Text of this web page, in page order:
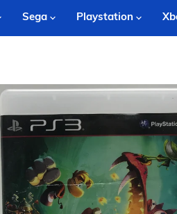
Sega Playstation